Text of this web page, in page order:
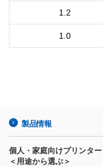
1.2
1.0
製品情報
個人・家庭向けプリンター
＜用途から選ぶ＞